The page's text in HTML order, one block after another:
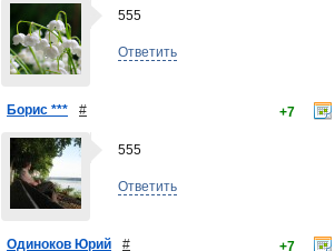
555
Ответить
Борис *** # +7
555
Ответить
Одиноков Юрий # +7